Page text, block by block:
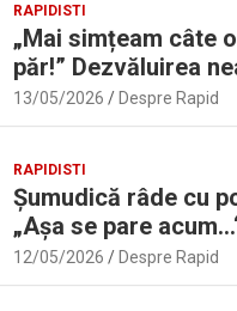
RAPIDISTI
„Mai simțeam câte
păr!” Dezvăluirea
Marius Șumudică
Pancu
13/05/2026 Despre Rapid
RAPIDISTI
Șumudică râde cu
„Așa se pare
12/05/2026 Despre Rapid